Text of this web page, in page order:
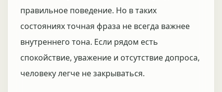
правильное поведение. Но в таких
состояниях точная фраза не всегда важнее
внутреннего тона. Если рядом есть
спокойствие, уважение и отсутствие допроса,
человеку легче не закрываться.